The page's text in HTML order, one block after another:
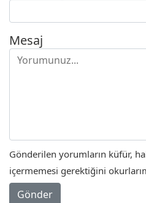
Mesaj
Gönderilen yorumların küfür,
içermemesi gerektiğini
Gönder